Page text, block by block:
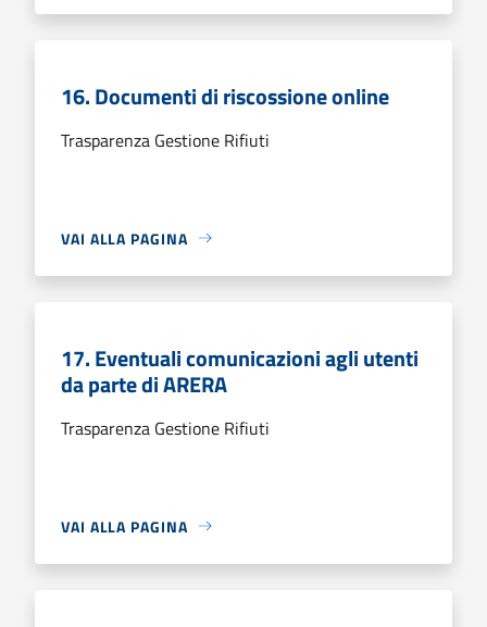
16. Documenti di riscossione online
Trasparenza Gestione Rifiuti
VAI ALLA PAGINA
17. Eventuali comunicazioni agli utenti
da parte di ARERA
Trasparenza Gestione Rifiuti
VAI ALLA PAGINA